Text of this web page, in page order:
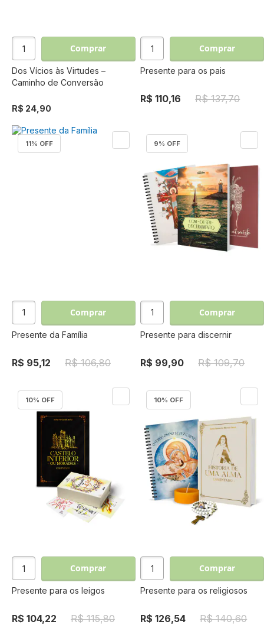
Comprar
Dos Vícios às Virtudes –
Caminho de Conversão
R$ 24,90
Comprar
Presente para os pais
R$ 110,16 R$ 137,70
11% OFF
Comprar
Presente da Família
R$ 95,12 R$ 106,80
9% OFF
Comprar
Presente para discernir
R$ 99,90 R$ 109,70
10% OFF
Comprar
Presente para os leigos
R$ 104,22 R$ 115,80
10% OFF
Comprar
Presente para os religiosos
R$ 126,54 R$ 140,60